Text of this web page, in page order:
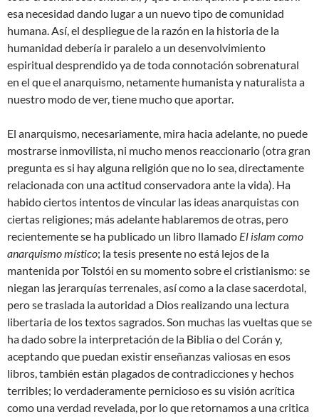
esa necesidad dando lugar a un nuevo tipo de comunidad
humana. Así, el despliegue de la razón en la historia de la
humanidad debería ir paralelo a un desenvolvimiento
espiritual desprendido ya de toda connotación sobrenatural
en el que el anarquismo, netamente humanista y naturalista a
nuestro modo de ver, tiene mucho que aportar.
El anarquismo, necesariamente, mira hacia adelante, no puede
mostrarse inmovilista, ni mucho menos reaccionario (otra gran
pregunta es si hay alguna religión que no lo sea, directamente
relacionada con una actitud conservadora ante la vida). Ha
habido ciertos intentos de vincular las ideas anarquistas con
ciertas religiones; más adelante hablaremos de otras, pero
recientemente se ha publicado un libro llamado El islam como
anarquismo místico; la tesis presente no está lejos de la
mantenida por Tolstói en su momento sobre el cristianismo: se
niegan las jerarquías terrenales, así como a la clase sacerdotal,
pero se traslada la autoridad a Dios realizando una lectura
libertaria de los textos sagrados. Son muchas las vueltas que se
ha dado sobre la interpretación de la Biblia o del Corán y,
aceptando que puedan existir enseñanzas valiosas en esos
libros, también están plagados de contradicciones y hechos
terribles; lo verdaderamente pernicioso es su visión acrítica
como una verdad revelada, por lo que retornamos a una critica